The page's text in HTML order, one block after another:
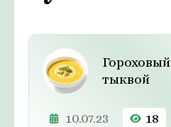
тыквой
10.07.23 18